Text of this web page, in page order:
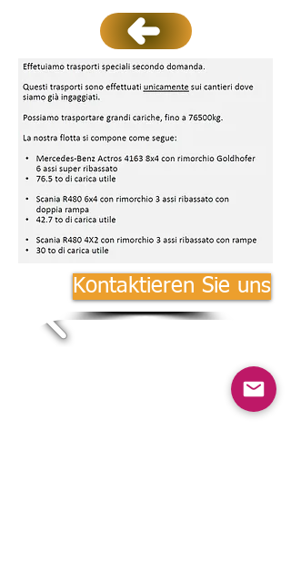
Kontaktieren Sie uns